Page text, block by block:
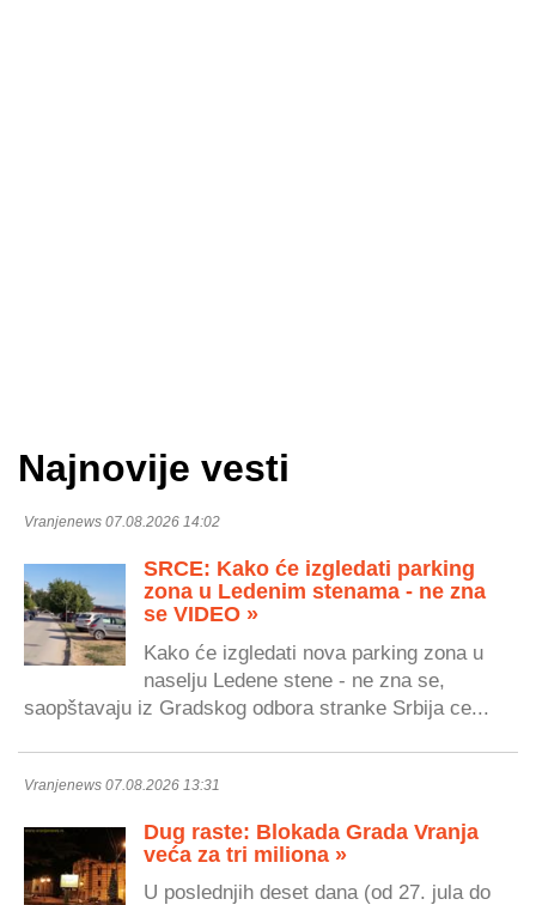
Najnovije vesti
Vranjenews 07.08.2026 14:02
SRCE: Kako će izgledati parking
zona u Ledenim stenama - ne zna
se VIDEO »
Kako će izgledati nova parking zona u
naselju Ledene stene - ne zna se,
saopštavaju iz Gradskog odbora stranke Srbija ce...
Vranjenews 07.08.2026 13:31
Dug raste: Blokada Grada Vranja
veća za tri miliona »
U poslednjih deset dana (od 27. jula do